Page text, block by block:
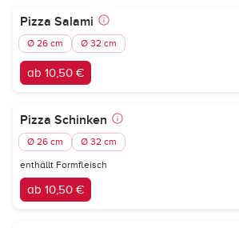
Pizza Salami
Ø 26 cm Ø 32 cm
ab 10,50 €
Pizza Schinken
Ø 26 cm Ø 32 cm
enthällt Formfleisch
ab 10,50 €